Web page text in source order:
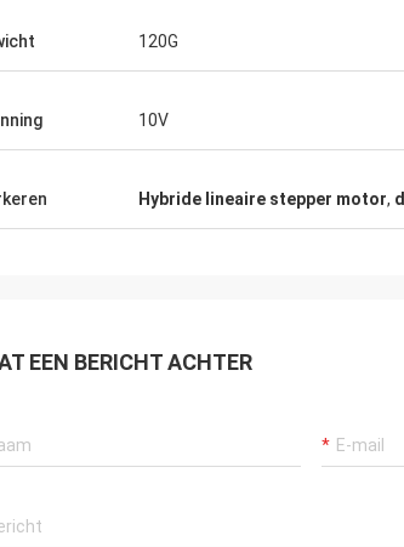
waar toegevoegd aan
120G
10V
Hybride lineaire stepper motor,
EEN BERICHT ACHTER